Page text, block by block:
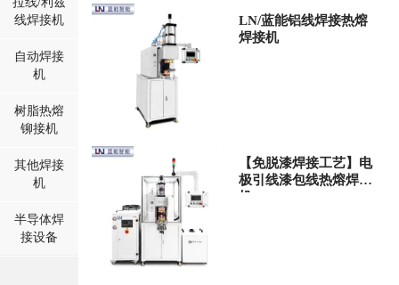
线焊接机
自动焊接
机
树脂热熔
铆接机
其他焊接
机
半导体焊
接设备
LN/蓝能铝线焊接热熔
焊接机
【免脱漆焊接工艺】电
极引线漆包线热熔焊接
机